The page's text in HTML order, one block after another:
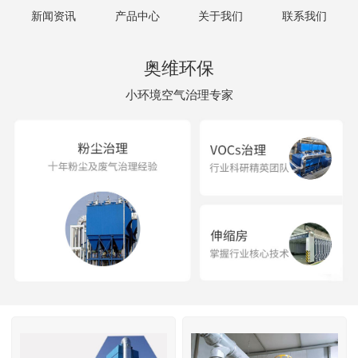
新闻资讯 产品中心 关于我们 联系我们
奥维环保
小环境空气治理专家